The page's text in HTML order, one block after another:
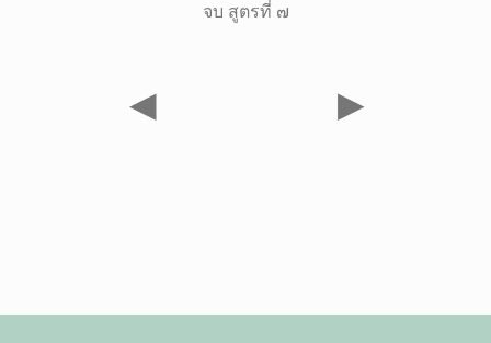
จบ สูตรที่ ๗
◀ ▶